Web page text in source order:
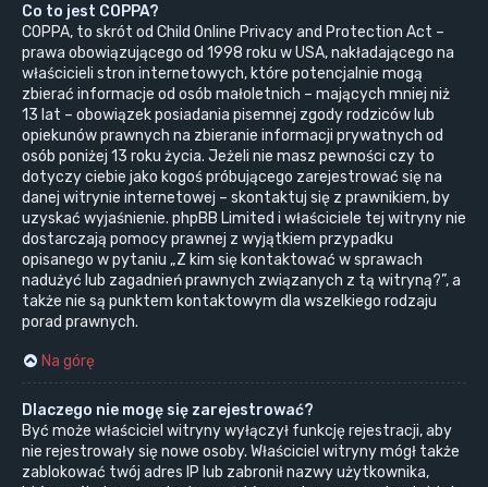
Co to jest COPPA?
COPPA, to skrót od Child Online Privacy and Protection Act –
prawa obowiązującego od 1998 roku w USA, nakładającego na
właścicieli stron internetowych, które potencjalnie mogą
zbierać informacje od osób małoletnich – mających mniej niż
13 lat – obowiązek posiadania pisemnej zgody rodziców lub
opiekunów prawnych na zbieranie informacji prywatnych od
osób poniżej 13 roku życia. Jeżeli nie masz pewności czy to
dotyczy ciebie jako kogoś próbującego zarejestrować się na
danej witrynie internetowej – skontaktuj się z prawnikiem, by
uzyskać wyjaśnienie. phpBB Limited i właściciele tej witryny nie
dostarczają pomocy prawnej z wyjątkiem przypadku
opisanego w pytaniu „Z kim się kontaktować w sprawach
nadużyć lub zagadnień prawnych związanych z tą witryną?”, a
także nie są punktem kontaktowym dla wszelkiego rodzaju
porad prawnych.
Na górę
Dlaczego nie mogę się zarejestrować?
Być może właściciel witryny wyłączył funkcję rejestracji, aby
nie rejestrowały się nowe osoby. Właściciel witryny mógł także
zablokować twój adres IP lub zabronił nazwy użytkownika,